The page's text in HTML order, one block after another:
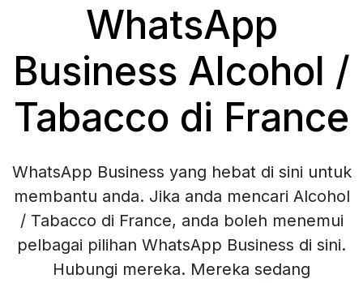
WhatsApp
Business Alcohol /
Tabacco di France
WhatsApp Business yang hebat di sini untuk
membantu anda. Jika anda mencari Alcohol
/ Tabacco di France, anda boleh menemui
pelbagai pilihan WhatsApp Business di sini.
Hubungi mereka. Mereka sedang